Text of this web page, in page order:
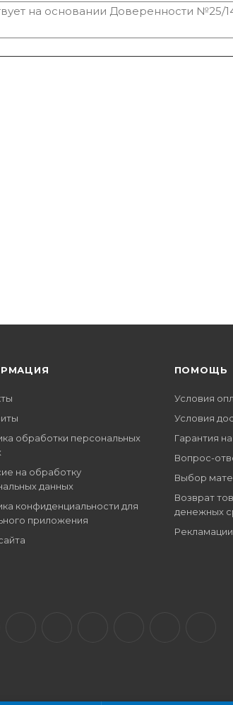
на основании Доверенности №25/
обработки персональных
на обработку
данных
конфиденциальности для
приложения
ПОМОЩЬ
Условия
Условия
Гарантия
Вопрос-
Выбор
Возврат
денежных
Рекламации